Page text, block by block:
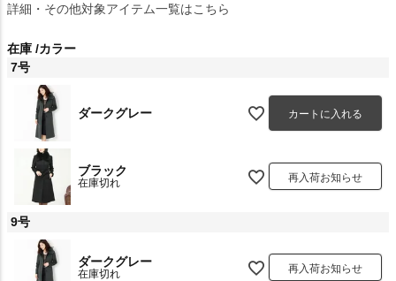
詳細・その他対象アイテム一覧はこちら
在庫 カラー
7号
ダークグレー カートに入れる
ブラック
在庫切れ 再入荷お知らせ
9号
ダークグレー
在庫切れ 再入荷お知らせ